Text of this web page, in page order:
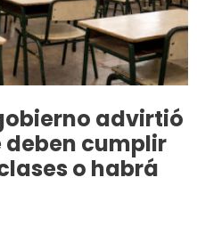
advirtió
deben cumplir
o habrá